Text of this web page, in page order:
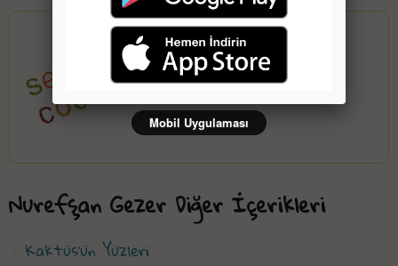
Nurefşan Gezer
Nurefşan Gezer Diğer İçerikleri
Kaktüs'ün Yüzleri
Mobil Uygulaması